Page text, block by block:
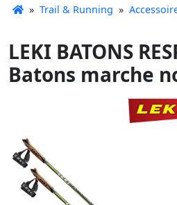
» Trail & Running »
LEKI BATONS
Batons marche